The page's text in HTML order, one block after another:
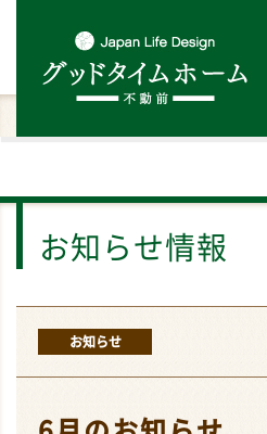
お知らせ情報
お知らせ